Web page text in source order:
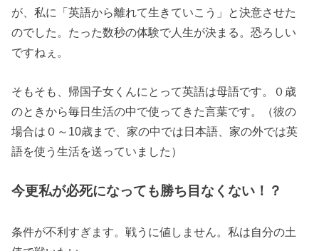
が、私に「英語から離れて生きていこう」と決意させた
のでした。たった数秒の体験で人生が決まる。恐ろしい
ですねぇ。
そもそも、帰国子女くんにとって英語は母語です。０歳
のときから毎日生活の中で使ってきた言葉です。（彼の
場合は０～10歳まで、家の中では日本語、家の外では英
語を使う生活を送っていました）
今更私が必死になっても勝ち目なくない！？
条件が不利すぎます。戦うに値しません。私は自分の土